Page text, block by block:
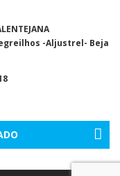
-Aljustrel- Beja